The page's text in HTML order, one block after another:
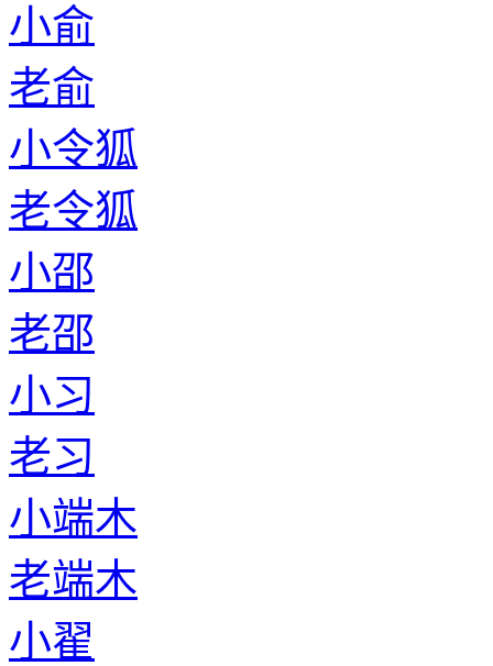
小俞
老俞
小令狐
老令狐
小邵
老邵
小习
老习
小端木
老端木
小翟